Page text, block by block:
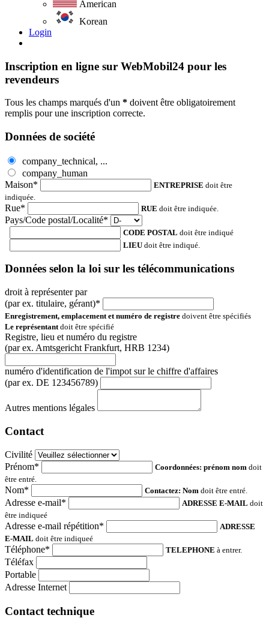
American
Korean
Login
Inscription en ligne sur WebMobil24 pour les
revendeurs
Tous les champs marqués d'un * doivent être obligatoirement
remplis pour une inscription correcte.
Données de société
company_technical, ...
company_human
Maison*
ENTREPRISE doit être
indiquée.
Rue* RUE doit être indiquée.
Pays/Code postal/Localité*
CODE POSTAL doit être indiqué
LIEU doit être indiqué.
Données selon la loi sur les télécommunications
droit à représenter par
(par ex. titulaire, gérant)*
Enregistrement, emplacement et numéro de registre doivent être spécifiés
Le représentantdoit être spécifié
Registre, lieu et numéro du registre
(par ex. Amtsgericht Frankfurt, HRB 1234)
numéro d'identification de l'impot sur le chiffre d'affaires
(par ex. DE 123456789)
Autres mentions légales
Contact
Civilité
Prénom*
Coordonnées: prénom nom doit
être entré.
Nom* Contactez: Nom doit être entré.
Adresse e-mail* ADRESSE E-MAIL doit
être indiqueé
Adresse e-mail répétition*
ADRESSE
E-MAIL doit être indiqueé
Téléphone* TELEPHONE à entrer.
Téléfax
Portable
Adresse Internet
Contact technique